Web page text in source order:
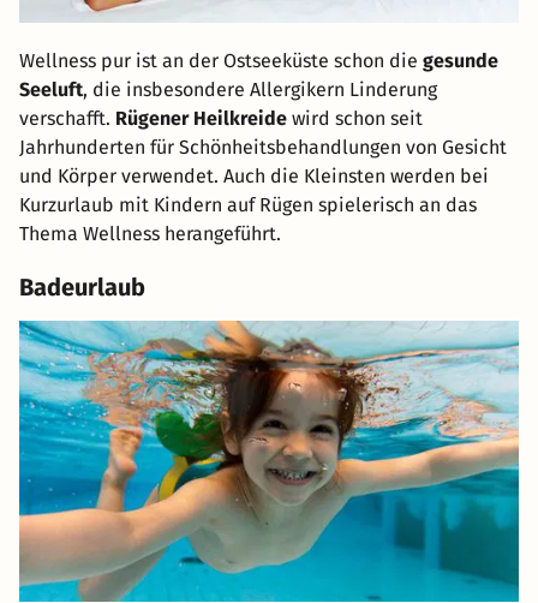
Wellness pur ist an der Ostseeküste schon die gesunde
Seeluft, die insbesondere Allergikern Linderung
verschafft. Rügener Heilkreide wird schon seit
Jahrhunderten für Schönheitsbehandlungen von Gesicht
und Körper verwendet. Auch die Kleinsten werden bei
Kurzurlaub mit Kindern auf Rügen spielerisch an das
Thema Wellness herangeführt.
Badeurlaub